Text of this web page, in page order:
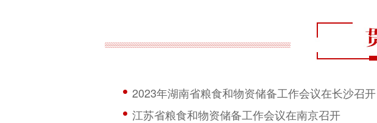
2023年湖南省粮食和物资储备工作会议在长沙召开
江苏省粮食和物资储备工作会议在南京召开